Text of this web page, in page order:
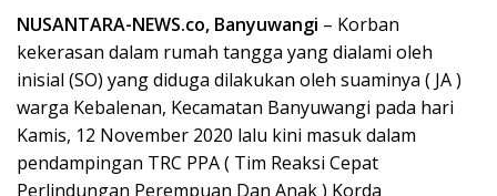
NUSANTARA-NEWS.co, Banyuwangi – Korban
kekerasan dalam rumah tangga yang dialami oleh
inisial (SO) yang diduga dilakukan oleh suaminya ( JA )
warga Kebalenan, Kecamatan Banyuwangi pada hari
Kamis, 12 November 2020 lalu kini masuk dalam
pendampingan TRC PPA ( Tim Reaksi Cepat
Perlindungan Perempuan Dan Anak ) Korda